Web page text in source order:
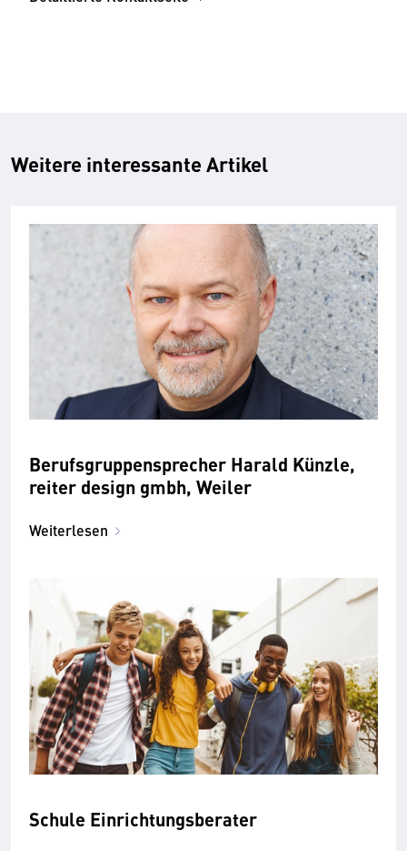
Weitere interessante Artikel
Berufsgruppensprecher Harald Künzle,
reiter design gmbh, Weiler
Weiterlesen
Schule Einrichtungsberater